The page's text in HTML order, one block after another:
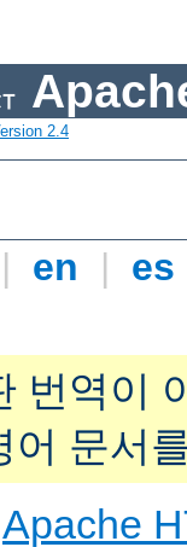
2.4
| en | es
번역이
어 문서
Apache